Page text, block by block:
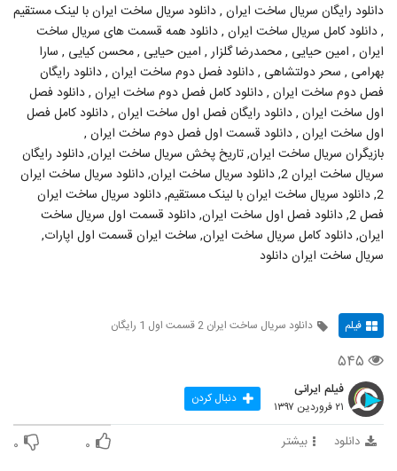
دانلود رایگان سریال ساخت ایران , دانلود سریال ساخت ایران با لینک مستقیم
, دانلود کامل سریال ساخت ایران , دانلود همه قسمت های سریال ساخت
ایران , امین حیایی , محمدرضا گلزار , امين حيايى , محسن كيايى , سارا
بهرامی , سحر دولتشاهی , دانلود فصل دوم ساخت ایران , دانلود رایگان
فصل دوم ساخت ایران , دانلود کامل فصل دوم ساخت ایران , دانلود فصل
اول ساخت ایران , دانلود رایگان فصل اول ساخت ایران , دانلود کامل فصل
اول ساخت ایران , دانلود قسمت اول فصل دوم ساخت ایران ,
بازیگران سریال ساخت ایران, تاریخ پخش سریال ساخت ایران, دانلود رایگان
سریال ساخت ایران 2, دانلود سریال ساخت ایران, دانلود سریال ساخت ایران
2, دانلود سریال ساخت ایران با لینک مستقیم, دانلود سریال ساخت ایران
فصل 2, دانلود فصل اول ساخت ایران, دانلود قسمت اول سریال ساخت
ایران, دانلود کامل سریال ساخت ایران, ساخت ایران قسمت اول اپارات,
سریال ساخت ایران دانلود
فیلم دانلود سریال ساخت ایران 2 قسمت اول 1 رایگان
۵۴۵
فیلم ایرانی
۲۱ فروردین ۱۳۹۷ دنبال کردن
دانلود بیشتر ۰ ۰